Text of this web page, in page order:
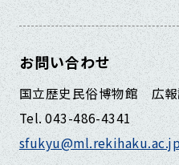
お問い合わせ
国立歴史民俗博物館 広
Tel. 043-486-4341
sfukyu@ml.rekihaku.ac.jp